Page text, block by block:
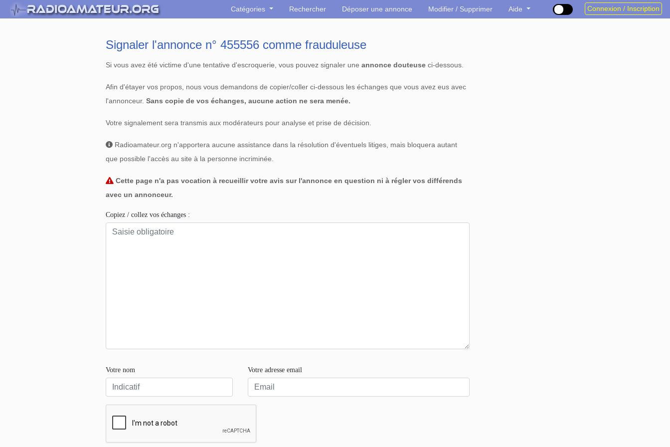
Catégories Rechercher Déposer une annonce Modifier / Supprimer Aide Connexion / Inscription
Signaler l'annonce n° 455556 comme frauduleuse
Si vous avez été victime d'une tentative d'escroquerie, vous pouvez signaler une annonce douteuse ci-dessous.
Afin d'étayer vos propos, nous vous demandons de copier/coller ci-dessous les échanges que vous avez eus avec
l'annonceur. Sans copie de vos échanges, aucune action ne sera menée.
Votre signalement sera transmis aux modérateurs pour analyse et prise de décision.
Radioamateur.org n'apportera aucune assistance dans la résolution d'éventuels litiges, mais bloquera autant
que possible l'accès au site à la personne incriminée.
Cette page n'a pas vocation à recueillir votre avis sur l'annonce en question ni à régler vos différends
avec un annonceur.
Copiez / collez vos échanges :
Votre nom Votre adresse email